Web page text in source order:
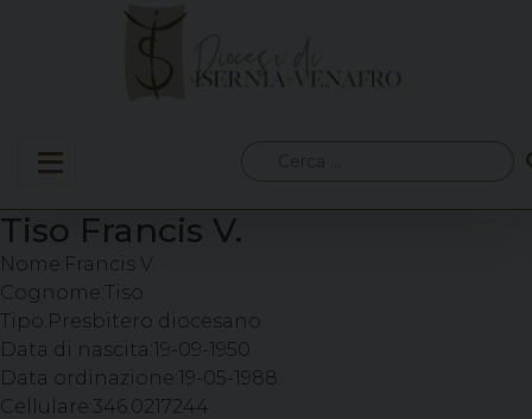
per:
Tiso Francis V.
Nome: Francis V.
Cognome: Tiso
Tipo: Presbitero diocesano
Data di nascita: 19-09-1950
Data ordinazione: 19-05-1988
Cellulare: 346.0217244